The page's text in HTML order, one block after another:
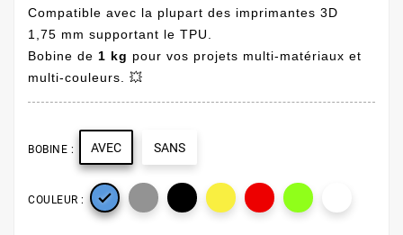
Compatible avec la plupart des imprimantes 3D
1,75 mm supportant le TPU.
Bobine de 1 kg pour vos projets multi-matériaux et
multi-couleurs. 💥
BOBINE : AVEC SANS
COULEUR : 